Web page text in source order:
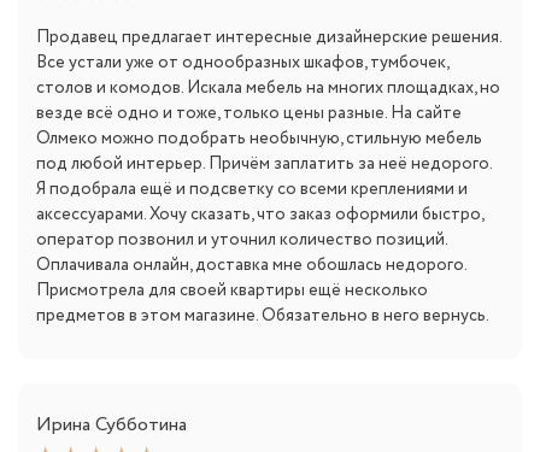
Продавец предлагает интересные дизайнерские решения.
Все устали уже от однообразных шкафов, тумбочек,
столов и комодов. Искала мебель на многих площадках, но
везде всё одно и тоже, только цены разные. На сайте
Олмеко можно подобрать необычную, стильную мебель
под любой интерьер. Причём заплатить за неё недорого.
Я подобрала ещё и подсветку со всеми креплениями и
аксессуарами. Хочу сказать, что заказ оформили быстро,
оператор позвонил и уточнил количество позиций.
Оплачивала онлайн, доставка мне обошлась недорого.
Присмотрела для своей квартиры ещё несколько
предметов в этом магазине. Обязательно в него вернусь.
Ирина Субботина